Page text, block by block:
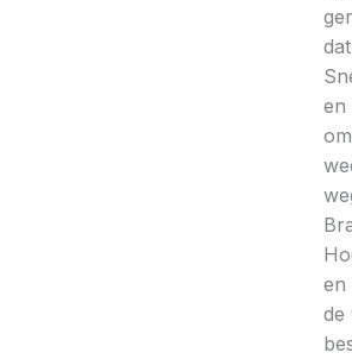
en
en
de